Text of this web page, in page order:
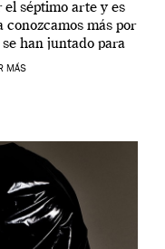
el séptimo arte y es
conozcamos más por
han juntado para
[…]
MÁS